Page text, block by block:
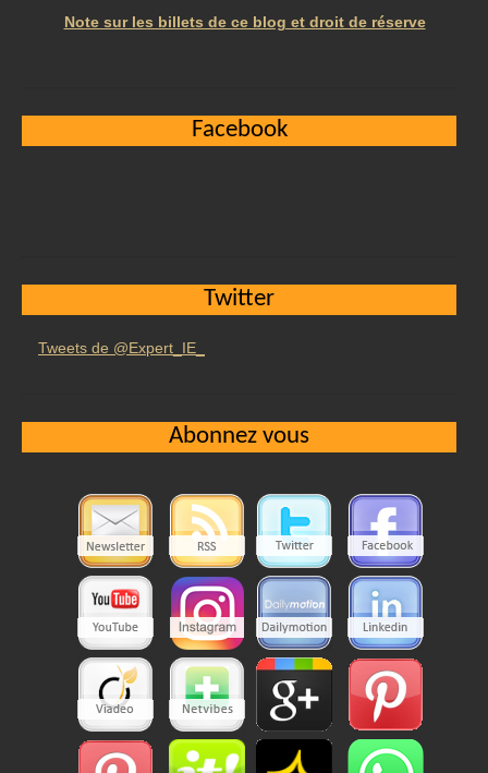
Note sur les billets de ce blog et droit de réserve
Facebook
Twitter
Tweets de @Expert_IE_
Abonnez vous